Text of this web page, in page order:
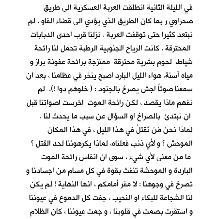
في الليلة الثانية انطلقت العربة العسكرية الى طريق
صحراوي ر بما كان الطريق الذي يؤدي الى قضاء الفاو . لم
نبتعد كثيرا حتى توقفت العربة . نزلنا قرب احدى الدبابات
المحترقة . كانت الرياح الجنوبية الرطبة تحمل لنا رائحة
شياط لحوم بشرية محترقة ممتزجة برائحة عفونة براز و
مياه آسنة. هواء الليل البارد اصبح ينخر في عظامنا ، بعد ان
سمعنا صوتاً اجش يصرخ بالجنود : ( خلوهم دوا !). لم
نفهم ماذا يقصد ، لكن رائحة الموت اخرست اصواتنا قبل
ان نبتدئ بالصراخ او السؤال عن سبب ما يحدث لنا .
لماذا نحن مَن نُقتلُ في هذا الليل ، في هذا المكان
الموحش ؟ و لأي ذنب فعلناه، لماذا يكرهوننا لحد القتل ؟
ما من معنى لأي شيء ، سوى ان انفاس رائحة الموت
الباردة و الموحشة تنفث بقوة في كل مسام من اجسادنا و
تصرخ في وجوهنا : لا مفر أمامكم ، انها النهاية ! لم يكن
لنا الشجاعة للبكاء او النحيب ، جفت كل الدموع في عيوننا
و استقرت بصمت في قلوبنا ، و جمت عيوننا ، كان الظلام